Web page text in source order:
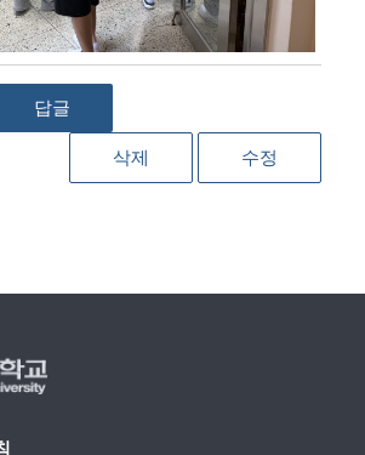
답글
삭제 수정